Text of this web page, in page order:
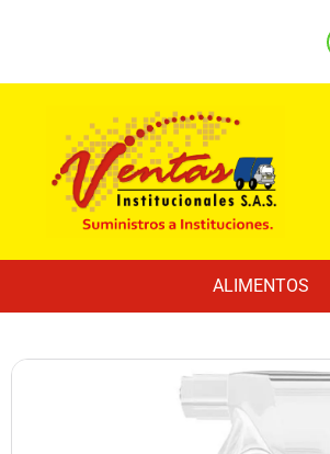
ALIMENTOS